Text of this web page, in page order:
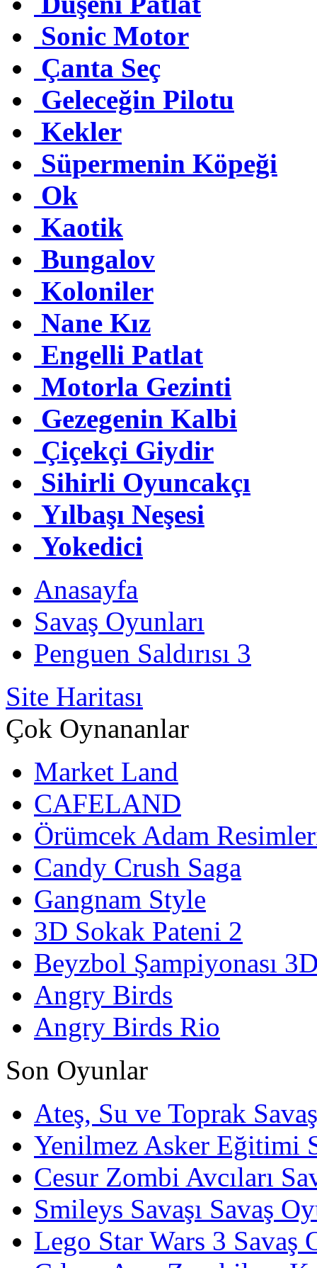
Sonic Motor
Çanta Seç
Geleceğin Pilotu
Kekler
Süpermenin Köpeği
Ok
Kaotik
Bungalov
Koloniler
Nane Kız
Engelli Patlat
Motorla Gezinti
Gezegenin Kalbi
Çiçekçi Giydir
Sihirli Oyuncakçı
Yılbaşı Neşesi
Yokedici
Anasayfa
Savaş Oyunları
Penguen Saldırısı 3
Site Haritası
Çok Oynananlar
Market Land
CAFELAND
Örümcek Adam
Candy Crush Saga
Gangnam Style
3D Sokak Pateni 2
Beyzbol Şampiyonası
Angry Birds
Angry Birds Rio
Son Oyunlar
Ateş, Su ve Toprak
Yenilmez Asker Eğitimi
Cesur Zombi Avcıları
Smileys Savaşı Savaş
Lego Star Wars 3 Savaş